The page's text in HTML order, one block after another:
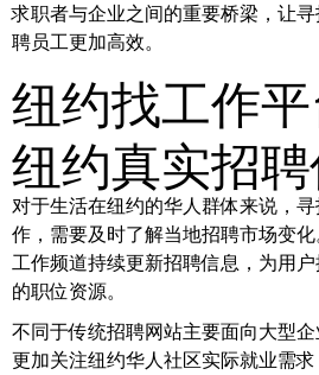
求职者与企业之间的重要桥梁，让
聘员工更加高效。
纽约找工作
纽约真实招
对于生活在纽约的华人群体来说，
作，需要及时了解当地招聘市场变
工作频道持续更新招聘信息，为用
的职位资源。
不同于传统招聘网站主要面向大型
更加关注纽约华人社区实际就业需求